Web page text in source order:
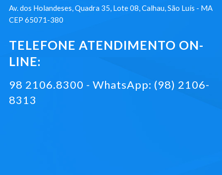
Av. dos Holandeses, Quadra 35, Lote 08, Calhau, São Luís - MA
CEP 65071-380
TELEFONE ATENDIMENTO ON-
LINE:
98 2106.8300 - WhatsApp: (98) 2106-
8313